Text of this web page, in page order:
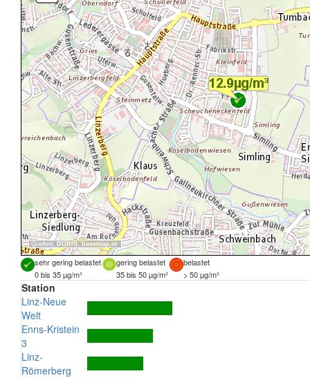
Quellen: DORIS, basemap.at
sehr gering belastet gering belastet
belastet
0 bis 35 µg/m³
35 bis 50 µg/m³ > 50 µg/m³
Station
Linz-Neue
Welt
Enns-Kristein
3
Linz-
Römerberg